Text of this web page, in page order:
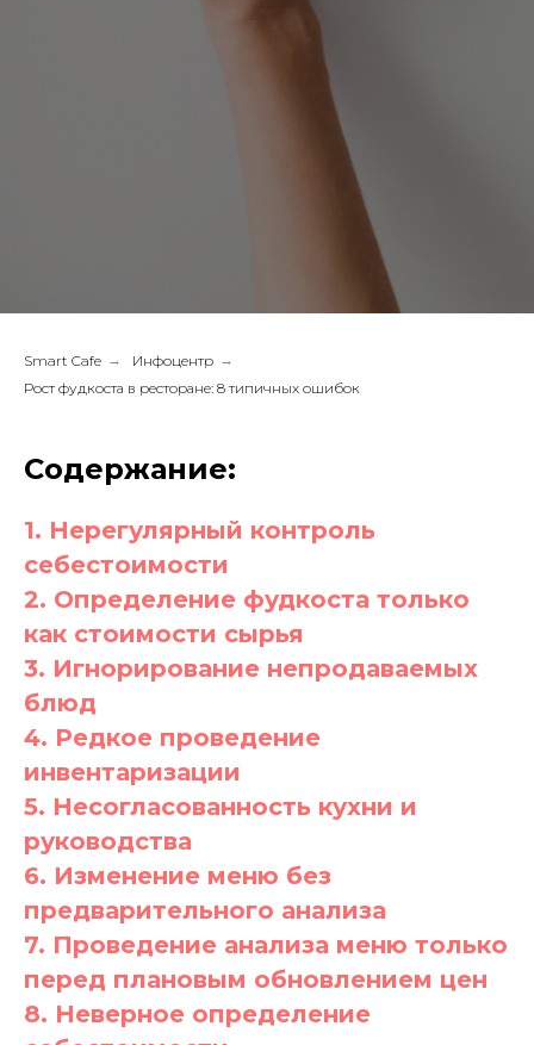
Smart Cafe → Инфоцентр →
Рост фудкоста в ресторане: 8 типичных ошибок
Содержание:
1. Нерегулярный контроль
себестоимости
2. Определение фудкоста только
как стоимости сырья
3. Игнорирование непродаваемых
блюд
4. Редкое проведение
инвентаризации
5. Несогласованность кухни и
руководства
6. Изменение меню без
предварительного анализа
7. Проведение анализа меню только
перед плановым обновлением цен
8. Неверное определение